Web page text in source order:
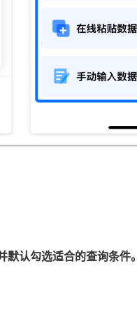
默认勾选适合的查询条件。